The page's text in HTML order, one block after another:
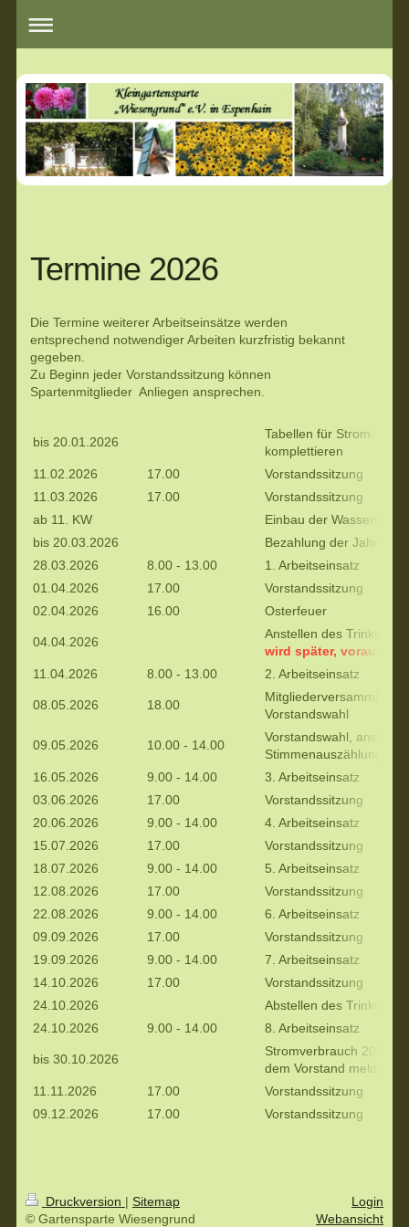
Termine 2026
Die Termine weiterer Arbeitseinsätze werden
entsprechend notwendiger Arbeiten kurzfristig bekannt
gegeben.
Zu Beginn jeder Vorstandssitzung können
Spartenmitglieder Anliegen ansprechen.
bis 20.01.2026
Tabellen für Strom- und
komplettieren
11.02.2026
17.00
Vorstandssitzung
11.03.2026
17.00
Vorstandssitzung
ab 11. KW
Einbau der Wasseruhren
bis 20.03.2026
Bezahlung der
28.03.2026
8.00 - 13.00
1. Arbeitseinsatz
01.04.2026
17.00
Vorstandssitzung
02.04.2026
16.00 Osterfeuer
04.04.2026
Anstellen des
wird später,
11.04.2026
8.00 - 13.00 2. Arbeitseinsatz
08.05.2026 18.00
Mitgliederversammlung
Vorstandswahl
09.05.2026 10.00 - 14.00
Vorstandswahl,
Stimmenauszählung
16.05.2026
9.00 - 14.00
3. Arbeitseinsatz
03.06.2026
17.00
Vorstandssitzung
20.06.2026
9.00 - 14.00
4. Arbeitseinsatz
15.07.2026
17.00
Vorstandssitzung
18.07.2026
9.00 - 14.00
5. Arbeitseinsatz
12.08.2026
17.00
Vorstandssitzung
22.08.2026
9.00 - 14.00
6. Arbeitseinsatz
09.09.2026
17.00
Vorstandssitzung
19.09.2026
9.00 - 14.00
7. Arbeitseinsatz
14.10.2026
17.00
Vorstandssitzung
24.10.2026
Abstellen des
24.10.2026
9.00 - 14.00 8. Arbeitseinsatz
bis 30.10.2026
Stromverbrauch 2026
dem Vorstand melden
11.11.2026
17.00
Vorstandssitzung
09.12.2026
17.00 Vorstandssitzung
Druckversion | Sitemap
© Gartensparte Wiesengrund
Login
Webansicht